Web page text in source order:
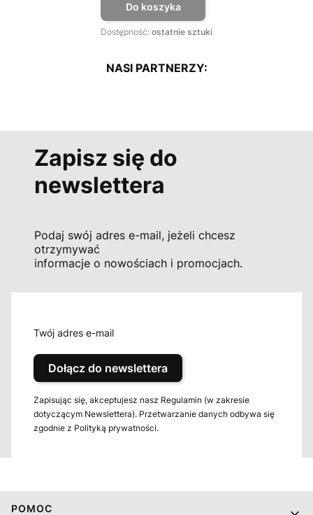
Do koszyka
Dostępność: ostatnie sztuki
NASI PARTNERZY:
Zapisz się do
newslettera
Podaj swój adres e-mail, jeżeli chcesz
otrzymywać
informacje o nowościach i promocjach.
Twój adres e-mail
Dołącz do newslettera
Zapisując się, akceptujesz nasz Regulamin (w zakresie
dotyczącym Newslettera). Przetwarzanie danych odbywa się
zgodnie z Polityką prywatności.
Linki w stopce
POMOC